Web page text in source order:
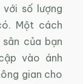
số lượng
Một cách
của bạn
vào ánh
gian cho